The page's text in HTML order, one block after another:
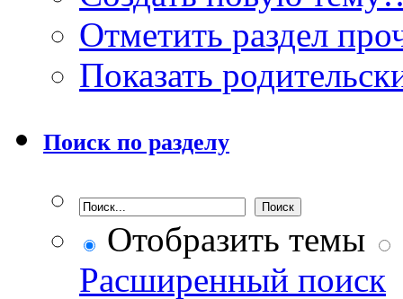
Отметить раздел
Показать
Поиск по разделу
Отобразить темы
Расширенный поиск